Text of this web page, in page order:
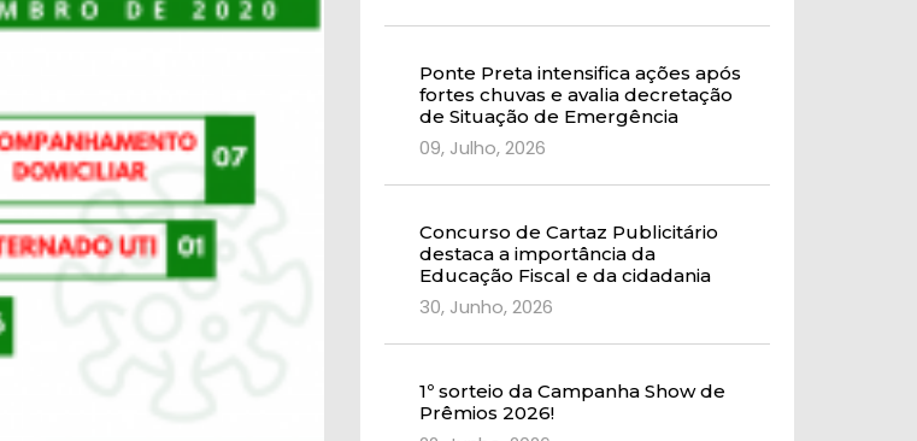
Ponte Preta intensifica ações após
fortes chuvas e avalia decretação
de Situação de Emergência
09, Julho, 2026
Concurso de Cartaz Publicitário
destaca a importância da
Educação Fiscal e da cidadania
30, Junho, 2026
1º sorteio da Campanha Show de
Prêmios 2026!